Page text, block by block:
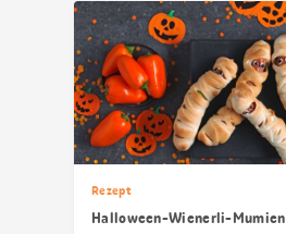
Rezept
Halloween-Wienerli-Mumien